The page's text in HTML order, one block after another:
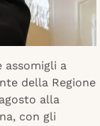
assomigli a
della Regione
alla
con gli